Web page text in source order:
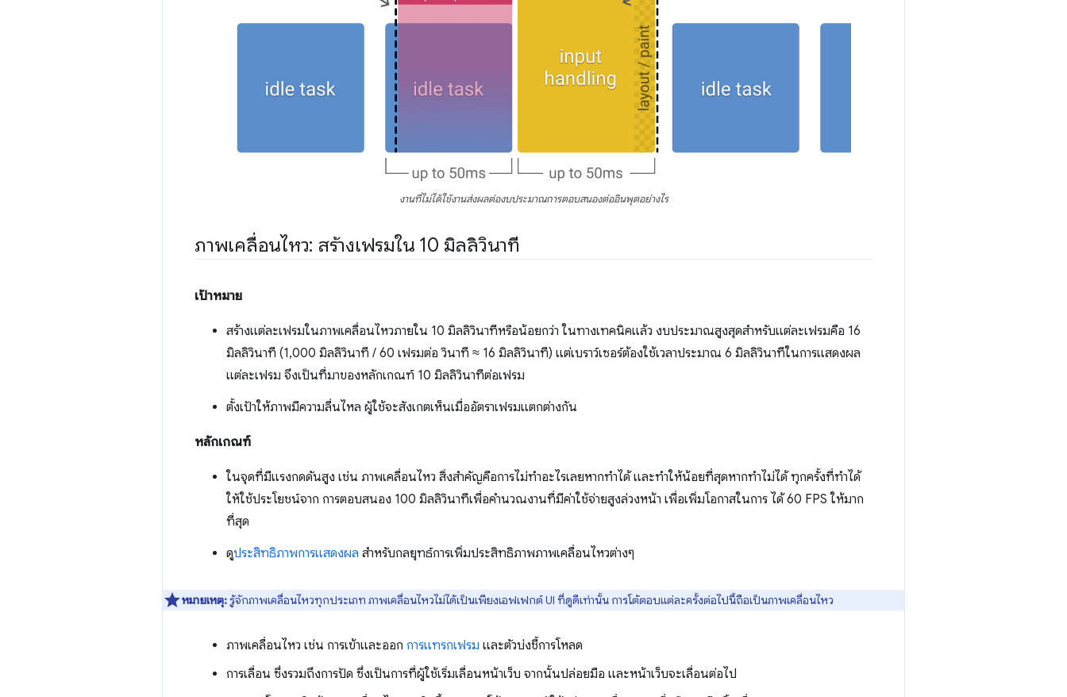
งานที่ไม่ได้ใช้งานส่งผลต่องบประมาณการตอบสนองต่ออินพุตอย่างไร
ภาพเคลื่อนไหว: สร้างเฟรมใน 10 มิลลิวินาที
เป้าหมาย
สร้างแต่ละเฟรมในภาพเคลื่อนไหวภายใน 10 มิลลิวินาทีหรือน้อยกว่า ในทางเทคนิคแล้ว งบประมาณสูงสุดสำหรับแต่ละเฟรมคือ 16
มิลลิวินาที (1,000 มิลลิวินาที / 60 เฟรมต่อ วินาที ≈ 16 มิลลิวินาที) แต่เบราว์เซอร์ต้องใช้เวลาประมาณ 6 มิลลิวินาทีในการแสดงผล
แต่ละเฟรม จึงเป็นที่มาของหลักเกณฑ์ 10 มิลลิวินาทีต่อเฟรม
ตั้งเป้าให้ภาพมีความลื่นไหล ผู้ใช้จะสังเกตเห็นเมื่ออัตราเฟรมแตกต่างกัน
หลักเกณฑ์
ในจุดที่มีแรงกดดันสูง เช่น ภาพเคลื่อนไหว สิ่งสำคัญคือการไม่ทำอะไรเลยหากทำได้ และทำให้น้อยที่สุดหากทำไม่ได้ ทุกครั้งที่ทำได้
ให้ใช้ประโยชน์จาก การตอบสนอง 100 มิลลิวินาทีเพื่อคำนวณงานที่มีค่าใช้จ่ายสูงล่วงหน้า เพื่อเพิ่มโอกาสในการ ได้ 60 FPS ให้มาก
ที่สุด
ดูประสิทธิภาพการแสดงผล สำหรับกลยุทธ์การเพิ่มประสิทธิภาพภาพเคลื่อนไหวต่างๆ
หมายเหตุ:รู้จักภาพเคลื่อนไหวทุกประเภท ภาพเคลื่อนไหวไม่ได้เป็นเพียงเอฟเฟกต์ UI ที่ดูดีเท่านั้น การโต้ตอบแต่ละครั้งต่อไปนี้ถือเป็นภาพเคลื่อนไหว
ภาพเคลื่อนไหว เช่น การเข้าและออก การแทรกเฟรม และตัวบ่งชี้การโหลด
การเลื่อน ซึ่งรวมถึงการปัด ซึ่งเป็นการที่ผู้ใช้เริ่มเลื่อนหน้าเว็บ จากนั้นปล่อยมือ และหน้าเว็บจะเลื่อนต่อไป